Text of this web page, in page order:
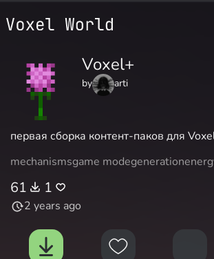
Voxel+
by arti
первая сборка контент-паков для
mechanismsgame modegeneration
61 1
2 years ago